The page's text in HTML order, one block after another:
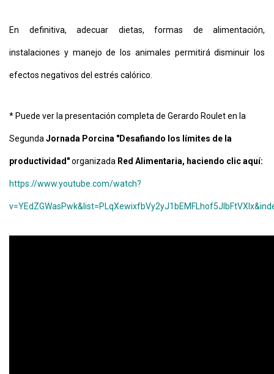
En definitiva, adecuar dietas, formas de alimentación,
instalaciones y manejo de los animales permitirá disminuir los
efectos negativos del estrés calórico.
* Puede ver la presentación completa de Gerardo Roulet en la
SegundaJornada Porcina "Desafiando los límites de la
productividad"organizada Red Alimentaria, haciendo clic aquí:
https://www.youtube.com/watch?